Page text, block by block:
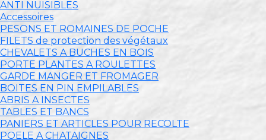
ANTI NUISIBLES
Accessoires
PESONS ET ROMAINES DE POCHE
FILETS de protection des végétaux
CHEVALETS A BUCHES EN BOIS
PORTE PLANTES A ROULETTES
GARDE MANGER ET FROMAGER
BOITES EN PIN EMPILABLES
ABRIS A INSECTES
TABLES ET BANCS
PANIERS ET ARTICLES POUR RECOLTE
POELE A CHATAIGNES